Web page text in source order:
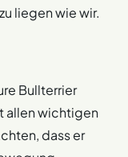
liegen wie wir.
Bullterrier
allen wichtigen
dass er